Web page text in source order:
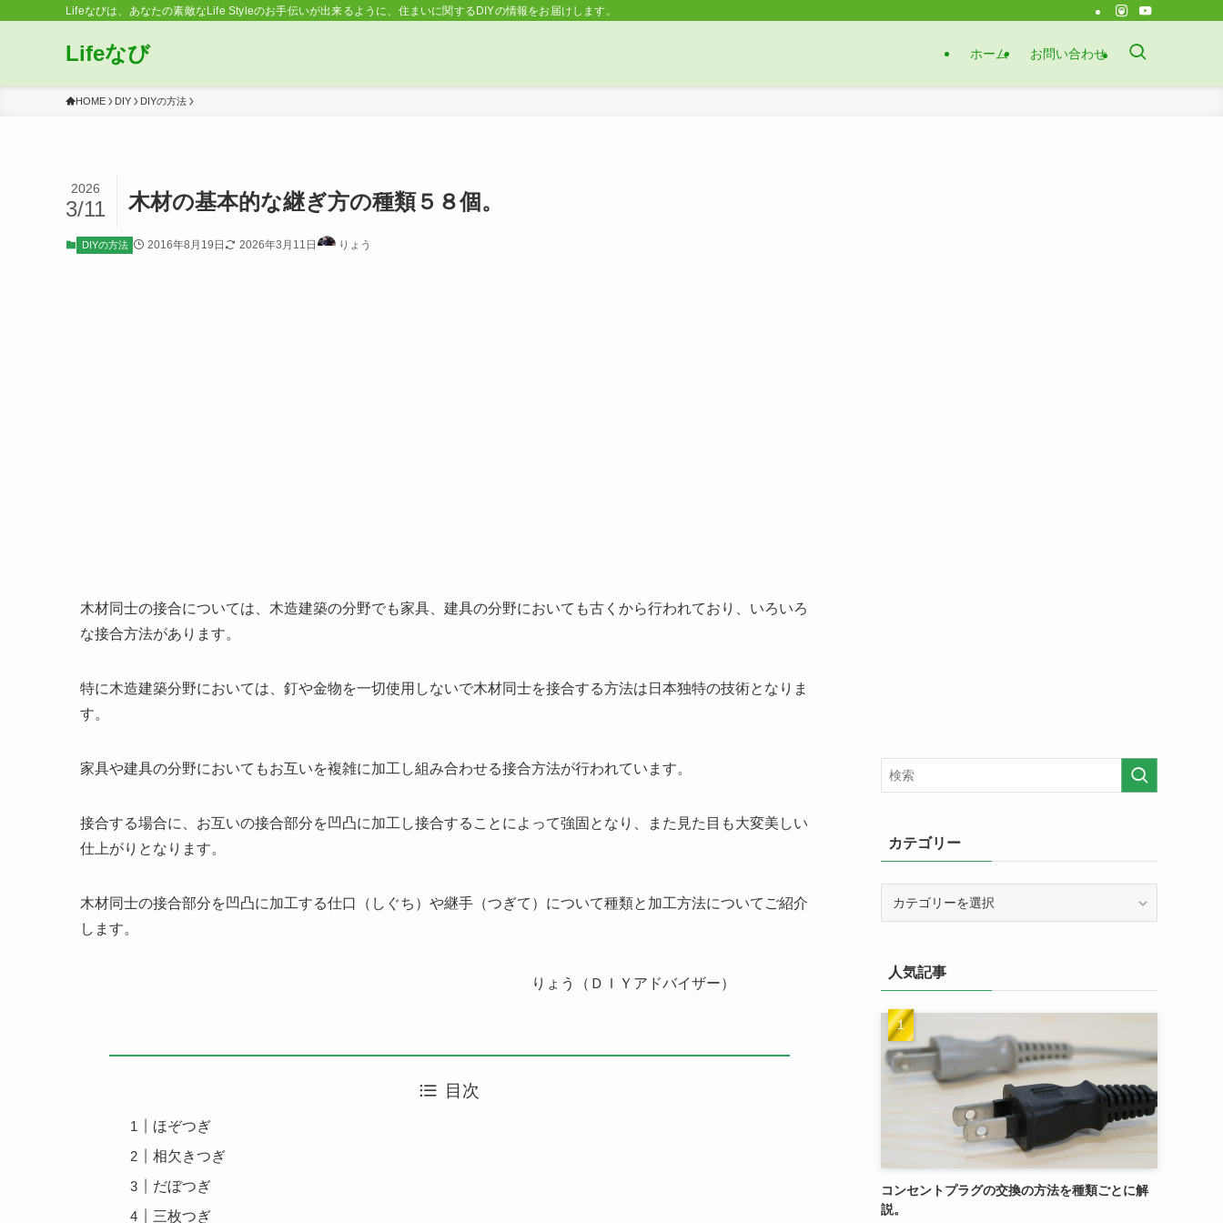
Lifeなびは、あなたの素敵なLife Styleのお手伝いが出来るように、住まいに関するDIYの情報をお届けします。 | Lifeなび
Lifeなび ホーム お問い合わせ
HOME DIY DIYの方法
木材の基本的な継ぎ方の種類５８個。
2026
3/11
DIYの方法 2016年8月19日 2026年3月11日 りょう
木材同士の接合については、木造建築の分野でも家具、建具の分野においても古くから行われており、いろいろ
な接合方法があります。
特に木造建築分野においては、釘や金物を一切使用しないで木材同士を接合する方法は日本独特の技術となりま
す。
家具や建具の分野においてもお互いを複雑に加工し組み合わせる接合方法が行われています。
接合する場合に、お互いの接合部分を凹凸に加工し接合することによって強固となり、また見た目も大変美しい
仕上がりとなります。
木材同士の接合部分を凹凸に加工する仕口（しぐち）や継手（つぎて）について種類と加工方法についてご紹介
します。
りょう（ＤＩＹアドバイザー）
目次
ほぞつぎ
相欠きつぎ
だぼつぎ
三枚つぎ
カテゴリー
ー人気記事
コンセントプラグの交換の方法を種類ごとに解
説。